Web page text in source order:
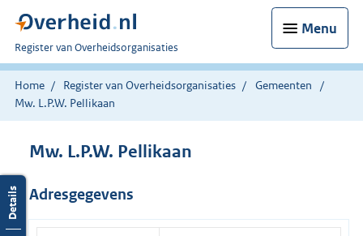
Menu
U
bent
nu
hier:
Register van Overheidsorganisaties
Home Register van Overheidsorganisaties
Gemeenten
Mw. L.P.W. Pellikaan
Mw. L.P.W. Pellikaan
Adresgegevens